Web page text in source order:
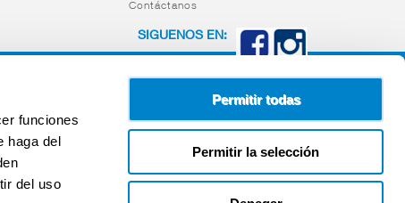
funciones
haga del
del uso
Permitir todas
Permitir la selección
Contáctanos
SIGUENOS EN: